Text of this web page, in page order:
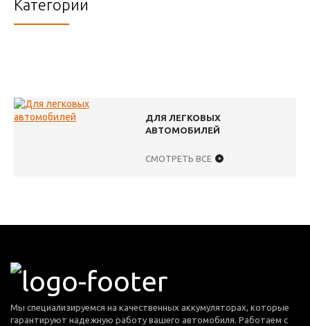
Категории
ДЛЯ ЛЕГКОВЫХ
АВТОМОБИЛЕЙ
СМОТРЕТЬ ВСЕ
Мы специализируемся на качественных аккумуляторах, которые
гарантируют надежную работу вашего автомобиля. Работаем с